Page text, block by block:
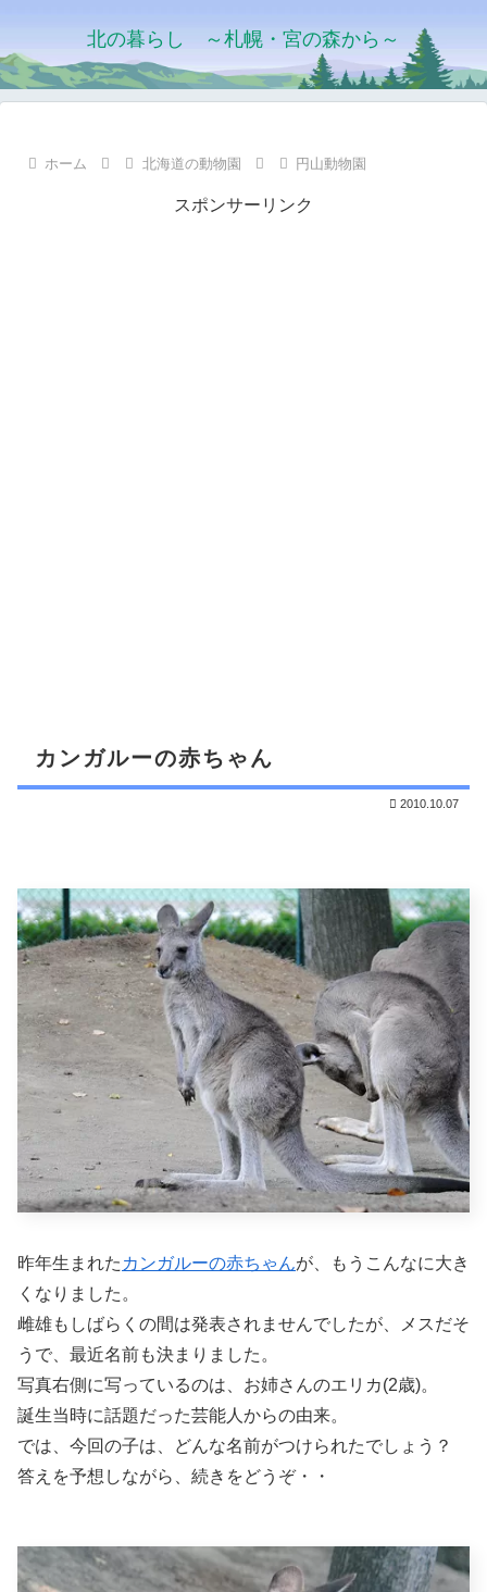
北の暮らし ～札幌・宮の森から～
ホーム 北海道の動物園 円山動物園
スポンサーリンク
カンガルーの赤ちゃん
2010.10.07
昨年生まれた カンガルーの赤ちゃんが、もうこんなに大き
くなりました。
雌雄もしばらくの間は発表されませんでしたが、メスだそ
うで、最近名前も決まりました。
写真右側に写っているのは、お姉さんのエリカ(2歳)。
誕生当時に話題だった芸能人からの由来。
では、今回の子は、どんな名前がつけられたでしょう？
答えを予想しながら、続きをどうぞ・・